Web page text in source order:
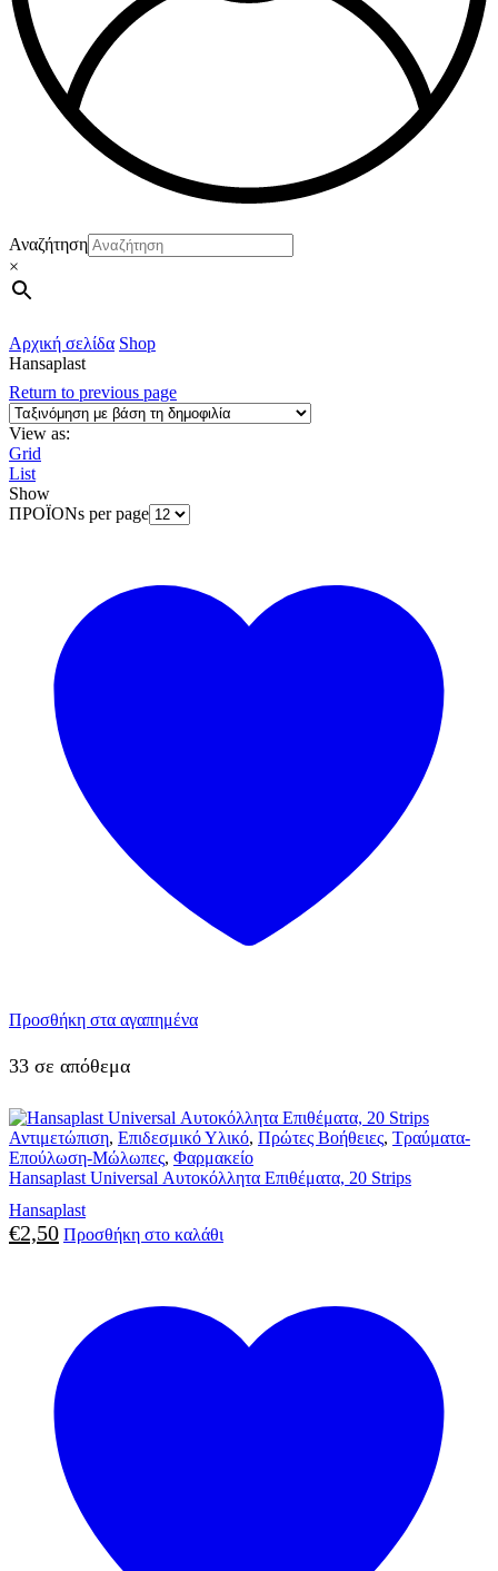
Αναζήτηση
×
Αρχική σελίδα Shop
Hansaplast
Return to previous page
View as:
Grid
List
Show
ΠΡΟΪΟΝs per page
Προσθήκη στα αγαπημένα
33 σε απόθεμα
Αντιμετώπιση, Επιδεσμικό Υλικό, Πρώτες Βοήθειες, Τραύματα-
Επούλωση-Μώλωπες, Φαρμακείο
Hansaplast Universal Αυτοκόλλητα Επιθέματα, 20 Strips
Hansaplast
€2,50 Προσθήκη στο καλάθι